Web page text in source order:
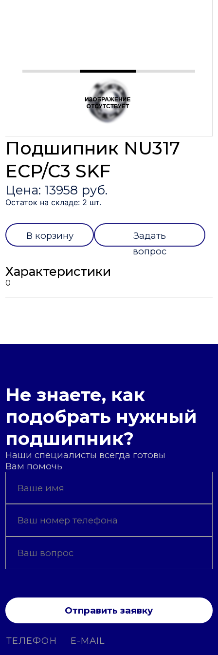
Подшипник NU317
ECP/C3 SKF
Цена: 13958 руб.
Остаток на складе: 2 шт.
В корзину
Задать
вопрос
Характеристики
0
Не знаете, как
подобрать нужный
подшипник?
Наши специалисты всегда готовы
Вам помочь
Отправить заявку
ТЕЛЕФОН E-MAIL